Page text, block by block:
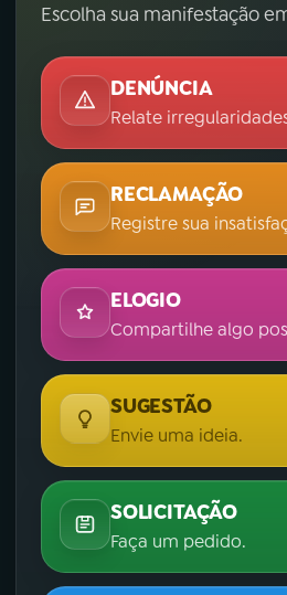
Escolha sua manifestação
DENÚNCIA
Relate
RECLAMAÇÃO
Registre sua
ELOGIO
Compartilhe algo
SUGESTÃO
Envie uma ideia.
SOLICITAÇÃO
Faça um pedido.